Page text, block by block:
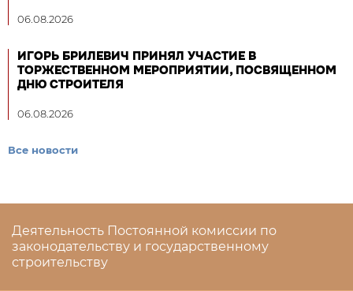
06.08.2026
ИГОРЬ БРИЛЕВИЧ ПРИНЯЛ УЧАСТИЕ В
ТОРЖЕСТВЕННОМ МЕРОПРИЯТИИ, ПОСВЯЩЕННОМ
ДНЮ СТРОИТЕЛЯ
06.08.2026
Все новости
Деятельность Постоянной комиссии по
законодательству и государственному
строительству